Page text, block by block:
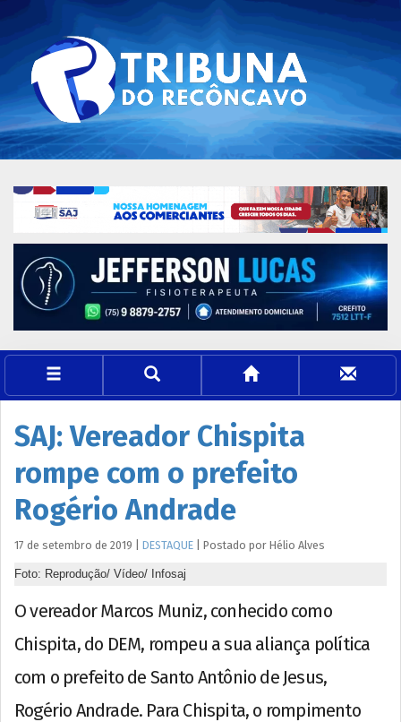
SAJ: Vereador Chispita
rompe com o prefeito
Rogério Andrade
17 de setembro de 2019 DESTAQUE Postado por Hélio Alves
Foto: Reprodução/ Vídeo/ Infosaj
O vereador Marcos Muniz, conhecido como
Chispita, do DEM, rompeu a sua aliança política
com o prefeito de Santo Antônio de Jesus,
Rogério Andrade. Para Chispita, o rompimento